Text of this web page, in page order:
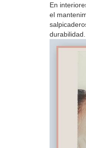
En
el
durabilidad.